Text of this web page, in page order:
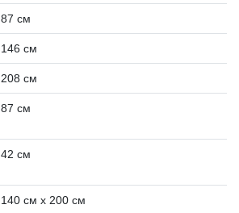
87 см
146 см
208 см
87 см
42 см
140 см х 200 см